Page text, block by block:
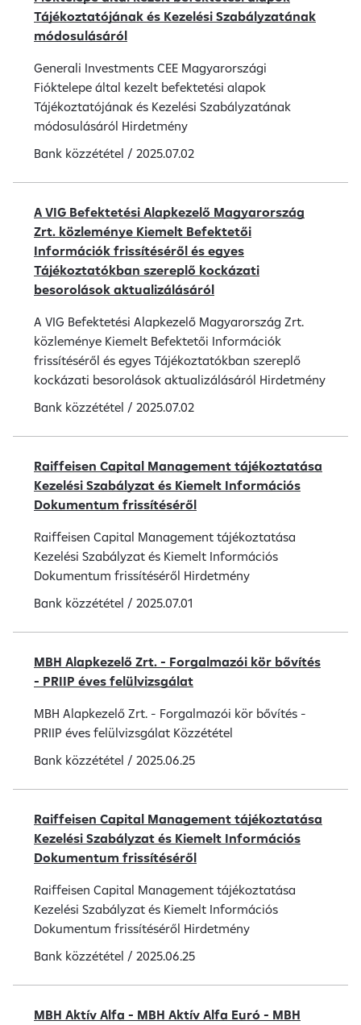
Tájékoztatójának és Kezelési Szabályzatának
módosulásáról
Generali Investments CEE Magyarországi
Fióktelepe által kezelt befektetési alapok
Tájékoztatójának és Kezelési Szabályzatának
módosulásáról Hirdetmény
Bank közzététel / 2025.07.02
A VIG Befektetési Alapkezelő Magyarország
Zrt. közleménye Kiemelt Befektetői
Információk frissítéséről és egyes
Tájékoztatókban szereplő kockázati
besorolások aktualizálásáról
A VIG Befektetési Alapkezelő Magyarország Zrt.
közleménye Kiemelt Befektetői Információk
frissítéséről és egyes Tájékoztatókban szereplő
kockázati besorolások aktualizálásáról Hirdetmény
Bank közzététel / 2025.07.02
Raiffeisen Capital Management tájékoztatása
Kezelési Szabályzat és Kiemelt Információs
Dokumentum frissítéséről
Raiffeisen Capital Management tájékoztatása
Kezelési Szabályzat és Kiemelt Információs
Dokumentum frissítéséről Hirdetmény
Bank közzététel / 2025.07.01
MBH Alapkezelő Zrt. - Forgalmazói kör bővítés
- PRIIP éves felülvizsgálat
MBH Alapkezelő Zrt. - Forgalmazói kör bővítés -
PRIIP éves felülvizsgálat Közzététel
Bank közzététel / 2025.06.25
Raiffeisen Capital Management tájékoztatása
Kezelési Szabályzat és Kiemelt Információs
Dokumentum frissítéséről
Raiffeisen Capital Management tájékoztatása
Kezelési Szabályzat és Kiemelt Információs
Dokumentum frissítéséről Hirdetmény
Bank közzététel / 2025.06.25
MBH Aktív Alfa - MBH Aktív Alfa Euró - MBH